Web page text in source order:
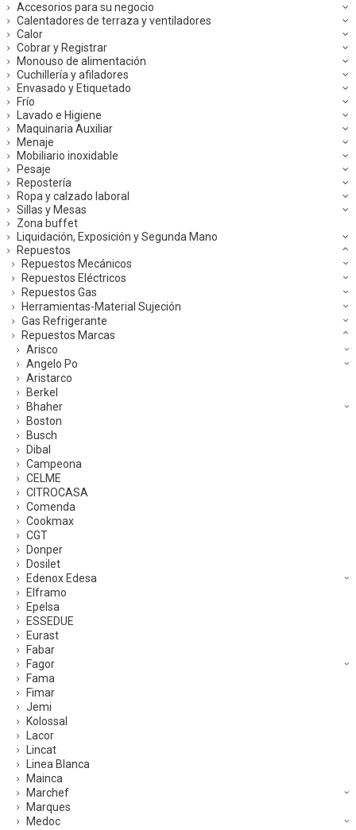
Accesorios para su negocio
Calentadores de terraza y ventiladores
Calor
Cobrar y Registrar
Monouso de alimentación
Cuchillería y afiladores
Envasado y Etiquetado
Frío
Lavado e Higiene
Maquinaria Auxiliar
Menaje
Mobiliario inoxidable
Pesaje
Repostería
Ropa y calzado laboral
Sillas y Mesas
Zona buffet
Liquidación, Exposición y Segunda Mano
Repuestos
Repuestos Mecánicos
Repuestos Eléctricos
Repuestos Gas
Herramientas-Material Sujeción
Gas Refrigerante
Repuestos Marcas
Arisco
Angelo Po
Aristarco
Berkel
Bhaher
Boston
Busch
Dibal
Campeona
CELME
CITROCASA
Comenda
Cookmax
CGT
Donper
Dosilet
Edenox Edesa
Elframo
Epelsa
ESSEDUE
Eurast
Fabar
Fagor
Fama
Fimar
Jemi
Kolossal
Lacor
Lincat
Linea Blanca
Mainca
Marchef
Marques
Medoc